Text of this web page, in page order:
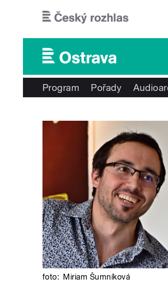
Program Pořady
foto: Miriam Šumníková